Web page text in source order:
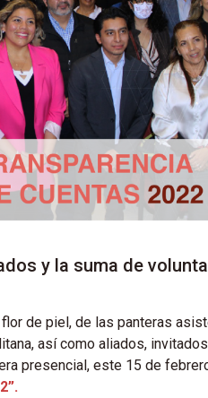
y la suma de
de piel, de las panteras
así como aliados,
presencial, este 15 de